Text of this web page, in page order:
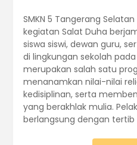
SMKN 5 Tangerang
kegiatan Salat Duha
siswa siswi, dewan guru,
di lingkungan sekolah
merupakan salah satu
menanamkan nilai-nilai
kedisiplinan, serta
yang berakhlak mulia.
berlangsung dengan tertib